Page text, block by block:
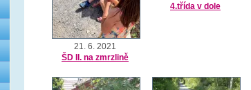
21. 6. 2021
ŠD II. na zmrzlině
4.třída v dole